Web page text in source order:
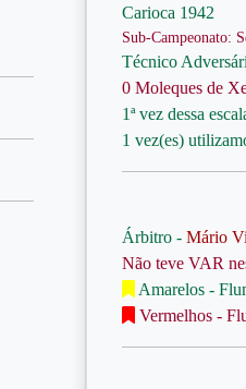
Carioca 1942
Sub-Campeonato:
Técnico
0 Moleques de
1ª vez dessa
1 vez(es)
Árbitro - Mário
Não teve VAR
Amarelos -
Vermelhos -